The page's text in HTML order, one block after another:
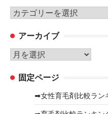
カ
ゴ
リ
ー
アーカイブ
ア
カ 固定ページ
➡女性育毛剤比較ラン